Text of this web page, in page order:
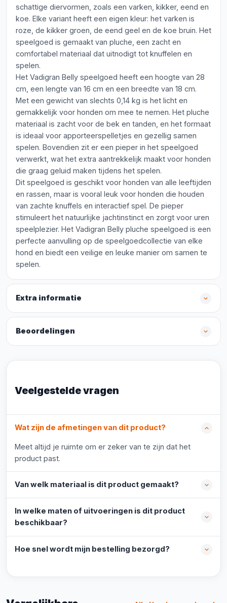
schattige diervormen, zoals een varken, kikker, eend en
koe. Elke variant heeft een eigen kleur: het varken is
roze, de kikker groen, de eend geel en de koe bruin. Het
speelgoed is gemaakt van pluche, een zacht en
comfortabel materiaal dat uitnodigt tot knuffelen en
spelen.
Het Vadigran Belly speelgoed heeft een hoogte van 28
cm, een lengte van 16 cm en een breedte van 18 cm.
Met een gewicht van slechts 0,14 kg is het licht en
gemakkelijk voor honden om mee te nemen. Het pluche
materiaal is zacht voor de bek en tanden, en het formaat
is ideaal voor apporteerspelletjes en gezellig samen
spelen. Bovendien zit er een pieper in het speelgoed
verwerkt, wat het extra aantrekkelijk maakt voor honden
die graag geluid maken tijdens het spelen.
Dit speelgoed is geschikt voor honden van alle leeftijden
en rassen, maar is vooral leuk voor honden die houden
van zachte knuffels en interactief spel. De pieper
stimuleert het natuurlijke jachtinstinct en zorgt voor uren
speelplezier. Het Vadigran Belly pluche speelgoed is een
perfecte aanvulling op de speelgoedcollectie van elke
hond en biedt een veilige en leuke manier om samen te
spelen.
Extra informatie
Beoordelingen
Veelgestelde vragen
Wat zijn de afmetingen van dit product?
Meet altijd je ruimte om er zeker van te zijn dat het
product past.
Van welk materiaal is dit product gemaakt?
In welke maten of uitvoeringen is dit product
beschikbaar?
Hoe snel wordt mijn bestelling bezorgd?